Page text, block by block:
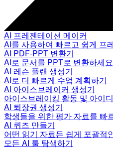
AI 프레젠테이션 메이커
AI를 사용하여 빠르고 쉽게 프
AI PDF-PPT 변환기
AI로 문서를 PPT로 변환하세요
AI 레슨 플랜 생성기
AI로 더 빠르게 수업 계획하기
AI 아이스브레이커 생성기
아이스브레이킹 활동 및 아이
AI 퇴장권 생성기
학생들을 위한 평가 자료를 빠
AI 퀴즈 만들기
어떤 읽기 자료든 쉽게 포괄적
모든 AI 툴 탐색하기